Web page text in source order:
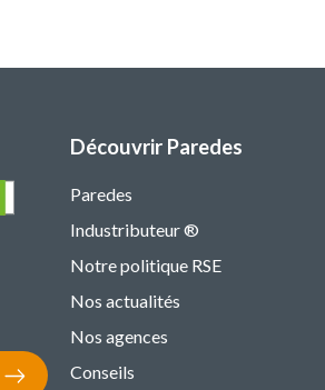
Découvrir Paredes
Paredes
Industributeur ®
Notre politique RSE
Nos actualités
Nos agences
Conseils